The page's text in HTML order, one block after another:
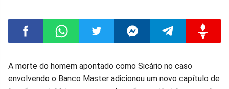
CompartilharCompartilharCompartilharCompartilharCompartilhar
A morte do homem apontado como Sicário no caso
envolvendo o Banco Master adicionou um novo capítulo de